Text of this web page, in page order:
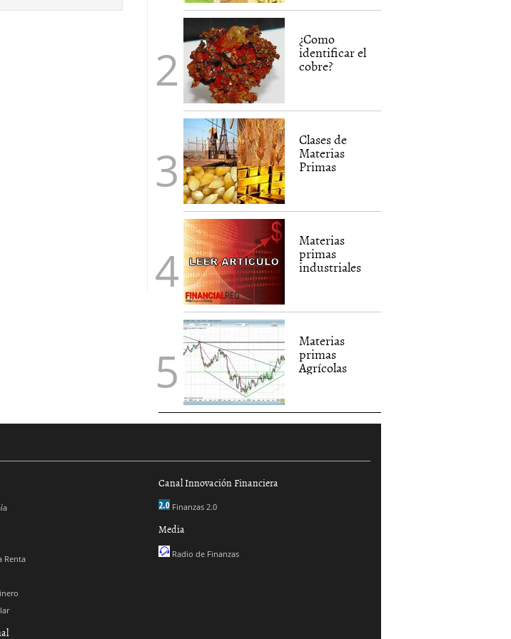
Blockchain 27
¿Como
identificar el
cobre?
Clases de
Materias
Primas
Materias
primas
industriales
Materias
primas
Agrícolas
Renta
Canal Innovación Financiera
Finanzas 2.0
Media
Radio de Finanzas